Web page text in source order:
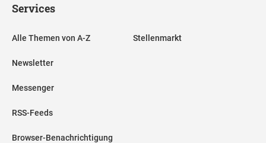
Services
Alle Themen von A-Z
Newsletter
Messenger
RSS-Feeds
Browser-Benachrichtigung
Stellenmarkt